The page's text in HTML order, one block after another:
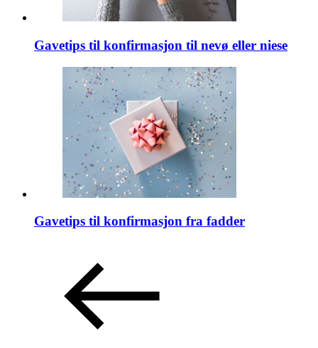
Gavetips til konfirmasjon til nevø eller niese
Gavetips til konfirmasjon fra fadder